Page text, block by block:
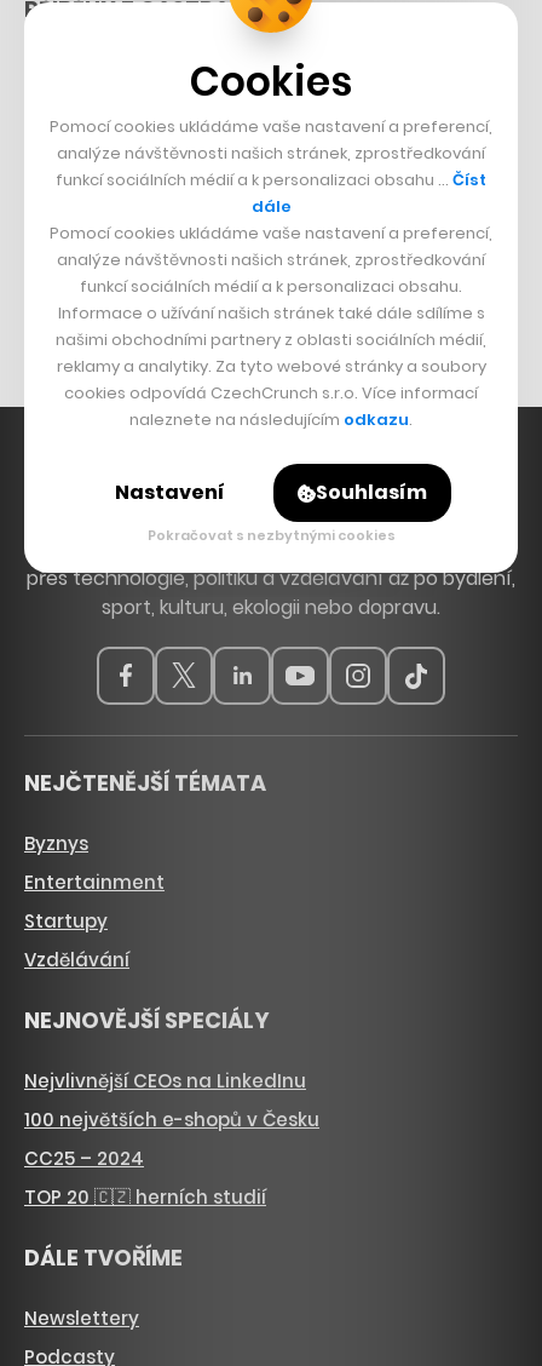
PŘÍBĚHY Z GASTRA
Boční projekt, co se zvrtnul
Francouzský šéfkuchař na Šumavě
Dva golfisti, co pečou
DESIGN
Bomma není tichá
Originální hodinky
Nábytek z betonu
Hlavní zdroj inspirace. Věnujeme se tématům, která
hýbou Českem a světem, od byznysu a startupů
přes technologie, politiku a vzdělávání až po bydlení,
sport, kulturu, ekologii nebo dopravu.
NEJČTENĚJŠÍ TÉMATA
Byznys
Entertainment
Startupy
Vzdělávání
NEJNOVĚJŠÍ SPECIÁLY
Nejvlivnější CEOs na LinkedInu
100 největších e-shopů v Česku
CC25 – 2024
TOP 20 🇨🇿 herních studií
DÁLE TVOŘÍME
Newslettery
Podcasty
Cookies
Pomocí cookies ukládáme vaše nastavení a preferencí,
analýze návštěvnosti našich stránek, zprostředkování
funkcí sociálních médií a k personalizaci obsahu … Číst
dále
Pomocí cookies ukládáme vaše nastavení a preferencí,
analýze návštěvnosti našich stránek, zprostředkování
funkcí sociálních médií a k personalizaci obsahu.
Informace o užívání našich stránek také dále sdílíme s
našimi obchodními partnery z oblasti sociálních médií,
reklamy a analytiky. Za tyto webové stránky a soubory
cookies odpovídá CzechCrunch s.r.o. Více informací
naleznete na následujícím odkazu.
Nastavení Souhlasím
Pokračovat s nezbytnými cookies